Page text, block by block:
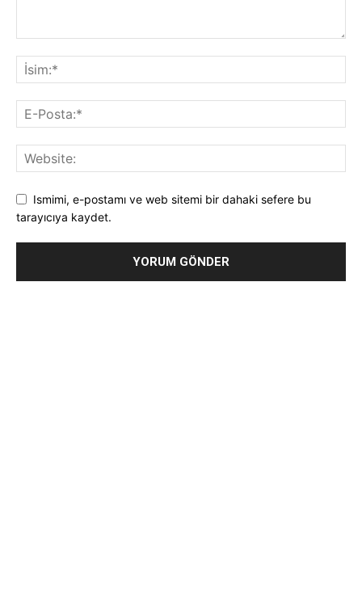
Ismimi, e-postamı ve web sitemi bir dahaki sefere bu
tarayıcıya kaydet.